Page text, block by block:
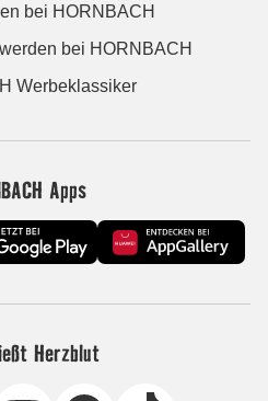
bei HORNBACH
bei HORNBACH
Werbeklassiker
Apps
Herzblut